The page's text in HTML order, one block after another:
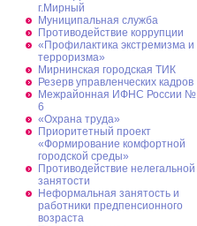
г.Мирный
Муниципальная cлужба
Противодействие коррупции
«Профилактика экстремизма и
терроризма»
Мирнинская городская ТИК
Резерв управленческих кадров
Межрайонная ИФНС России №
6
«Охрана труда»
Приоритетный проект
«Формирование комфортной
городской среды»
Противодействие нелегальной
занятости
Неформальная занятость и
работники предпенсионного
возраста